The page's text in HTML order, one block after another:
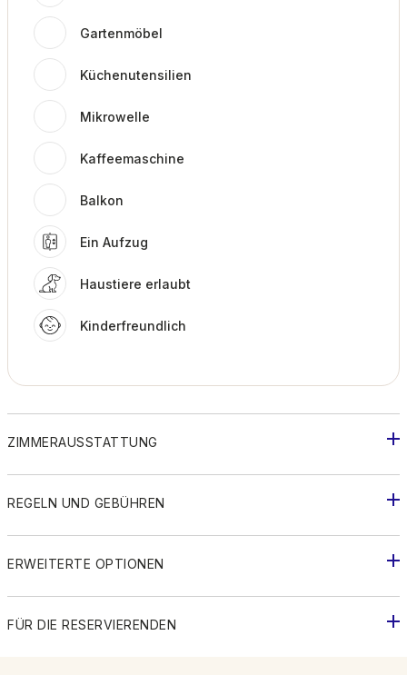
Gartenmöbel
Küchenutensilien
Mikrowelle
Kaffeemaschine
Balkon
Ein Aufzug
Haustiere erlaubt
Kinderfreundlich
ZIMMERAUSSTATTUNG
REGELN UND GEBÜHREN
ERWEITERTE OPTIONEN
FÜR DIE RESERVIERENDEN